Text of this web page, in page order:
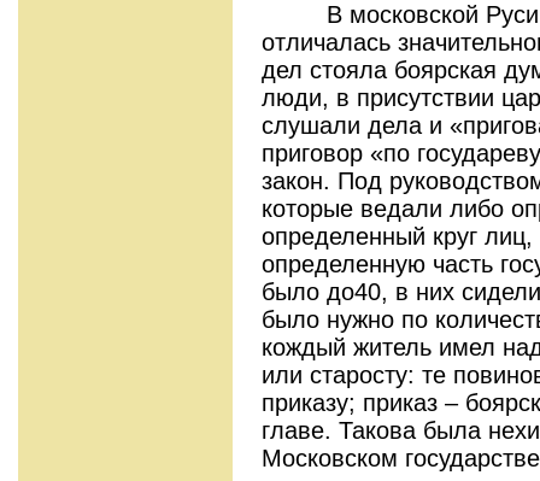
В московской Руси
отличалась
дел стояла боярская
люди, в присутствии
слушали дела и
приговор «по
закон. Под
которые ведали либо
определенный круг
определенную часть
было до40, в них
было нужно по
кождый житель имел
или старосту: те
приказу; приказ –
главе. Такова была
Московском